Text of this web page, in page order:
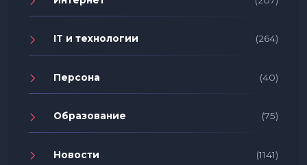
IT и технологии (264)
Персона (40)
Образование (75)
Новости (1141)